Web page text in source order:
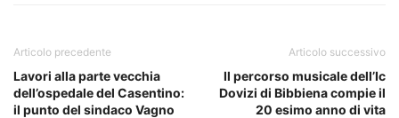
Articolo precedente
Lavori alla parte vecchia
dell’ospedale del Casentino:
il punto del sindaco Vagno
Articolo successivo
Il percorso musicale dell’Ic
Dovizi di Bibbiena compie il
20 esimo anno di vita